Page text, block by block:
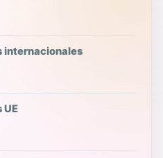
internacionales
UE